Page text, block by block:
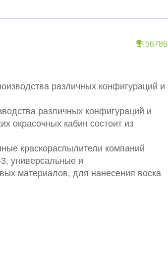
56786
различных конфигураций и
различных конфигураций и
окрасочных кабин состоит из
краскораспылители компаний
универсальные и
материалов, для нанесения воска